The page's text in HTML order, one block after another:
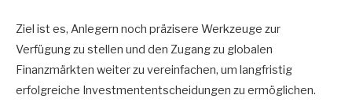
Ziel ist es, Anlegern noch präzisere Werkzeuge zur
Verfügung zu stellen und den Zugang zu globalen
Finanzmärkten weiter zu vereinfachen, um langfristig
erfolgreiche Investmententscheidungen zu ermöglichen.